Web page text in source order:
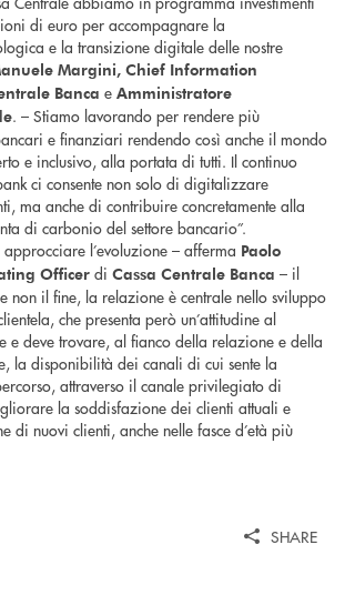
di euro per accompagnare la
e la transizione digitale delle nostre
Margini, Chief Information
Banca e Amministratore
. – Stiamo lavorando per rendere più
e finanziari rendendo così anche il mondo
e inclusivo, alla portata di tutti. Il continuo
ci consente non solo di digitalizzare
ma anche di contribuire concretamente alla
di carbonio del settore bancario”.
l’evoluzione – afferma Paolo
Officer di Cassa Centrale Banca – il
non il fine, la relazione è centrale nello sviluppo
che presenta però un’attitudine al
e deve trovare, al fianco della relazione e della
la disponibilità dei canali di cui sente la
attraverso il canale privilegiato di
la soddisfazione dei clienti attuali e
di nuovi clienti, anche nelle fasce d’età più
SHARE